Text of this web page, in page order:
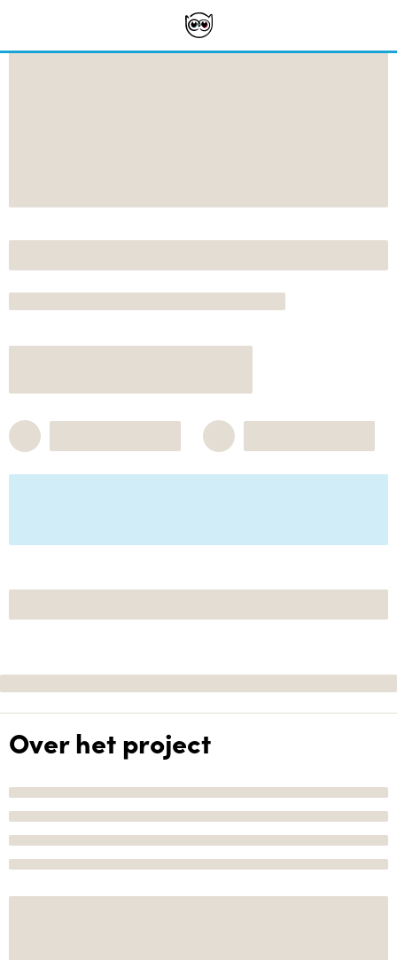
Over het project